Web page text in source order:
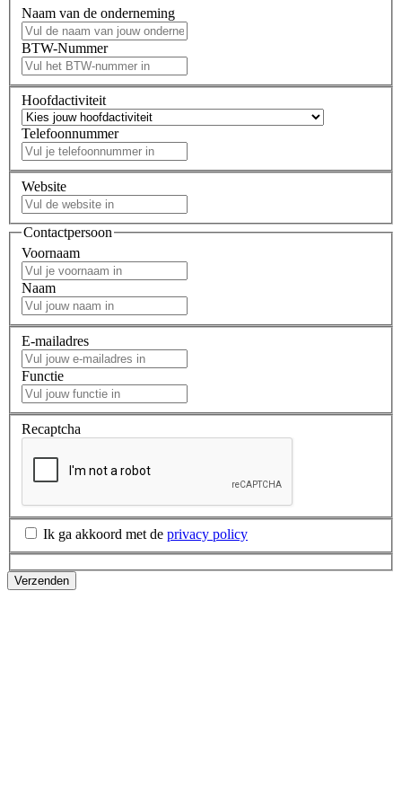
Naam van de onderneming
BTW-Nummer
Hoofdactiviteit
Telefoonnummer
Website
Contactpersoon
Voornaam
Naam
E-mailadres
Functie
Recaptcha
Ik ga akkoord met de privacy policy